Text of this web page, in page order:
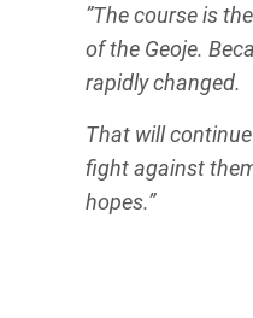
”The course is
of the Geoje.
rapidly changed.
That will
fight against
hopes.”